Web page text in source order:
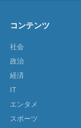
コンテンツ
社会
政治
経済
IT
エンタメ
スポーツ